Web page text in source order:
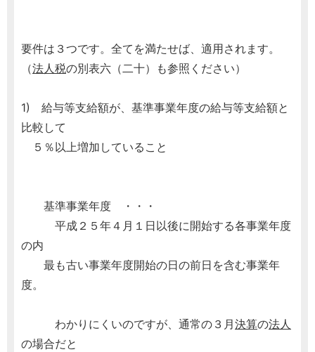
要件は３つです。全てを満たせば、適用されます。
（法人税の別表六（二十）も参照ください）
1) 給与等支給額が、基準事業年度の給与等支給額と
比較して
５％以上増加していること
基準事業年度 ・・・
平成２５年４月１日以後に開始する各事業年度
の内
最も古い事業年度開始の日の前日を含む事業年
度。
わかりにくいのですが、通常の３月決算の法人
の場合だと